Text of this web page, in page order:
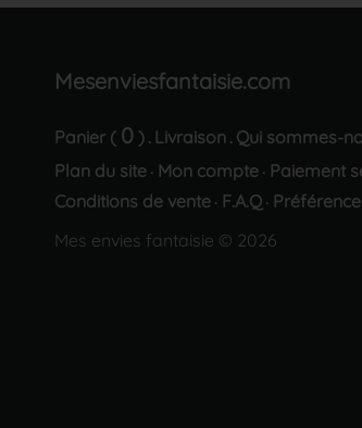
Mesenviesfantaisie.com
Panier ( 0 ) . Livraison . Qui sommes-
Plan du site · Mon compte · Paiement
Conditions de vente · F.A.Q ·
Mes envies fantaisie © 2026